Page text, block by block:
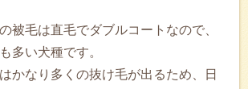
被毛は直毛でダブルコートなので、
多い犬種です。
かなり多くの抜け毛が出るため、日